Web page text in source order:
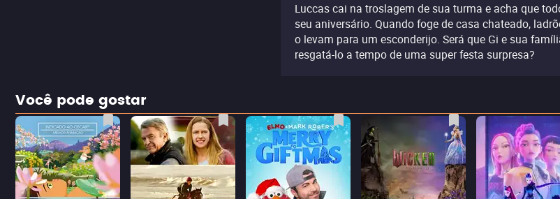
Luccas cai na troslagem de sua turma e acha que
seu aniversário. Quando foge de casa chateado,
o levam para um esconderijo. Será que Gi e sua
resgatá-lo a tempo de uma super festa surpresa?
Você pode gostar